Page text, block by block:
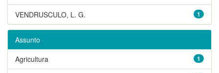
1
VENDRUSCULO, L. G.
Assunto
1
Agricultura